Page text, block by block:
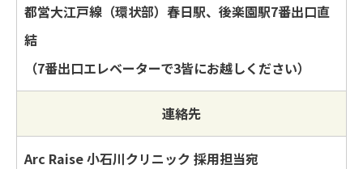
都営大江戸線（環状部）春日駅、後楽園駅7番出口直
結
（7番出口エレベーターで3皆にお越しください）
連絡先
Arc Raise 小石川クリニック 採用担当宛